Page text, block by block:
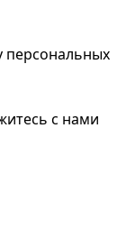
персональных
с нами